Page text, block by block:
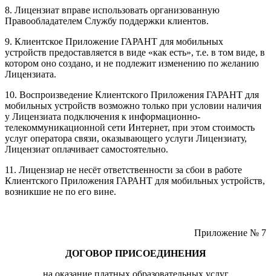
8. Лицензиат вправе использовать организованную
Правообладателем Службу поддержки клиентов.
9. Клиентское Приложение ГАРАНТ для мобильных
устройств предоставляется в виде «как есть», т.е. в том виде, в
котором оно создано, и не подлежит изменению по желанию
Лицензиата.
10. Воспроизведение Клиентского Приложения ГАРАНТ для
мобильных устройств возможно только при условии наличия
у Лицензиата подключения к информационно-
телекоммуникационной сети Интернет, при этом стоимость
услуг оператора связи, оказывающего услуги Лицензиату,
Лицензиат оплачивает самостоятельно.
11. Лицензиар не несёт ответственности за сбои в работе
Клиентского Приложения ГАРАНТ для мобильных устройств,
возникшие не по его вине.
Приложение № 7
ДОГОВОР ПРИСОЕДИНЕНИЯ
на оказание платных образовательных услуг